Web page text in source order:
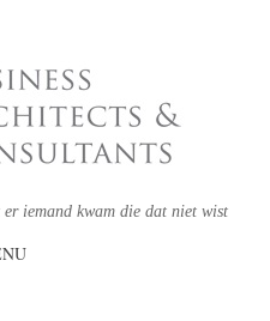
iemand kwam die dat niet wist